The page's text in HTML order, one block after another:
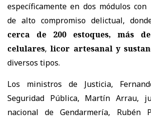
específicamente en dos módulos
de alto compromiso delictual,
cerca de 200 estoques, más
celulares,licor artesanal y
diversos tipos.
Los ministros de Justicia,
Seguridad Pública, Martín Arrau,
nacional de Gendarmería, Rubén